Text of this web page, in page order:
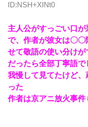
ID:NSH+XINt0
主人公がすっごい口が
で、作者が彼女は〇
せて敬語の使い分け
だったら全部丁寧語
我慢して見てたけど
った
作者は京アニ放火事